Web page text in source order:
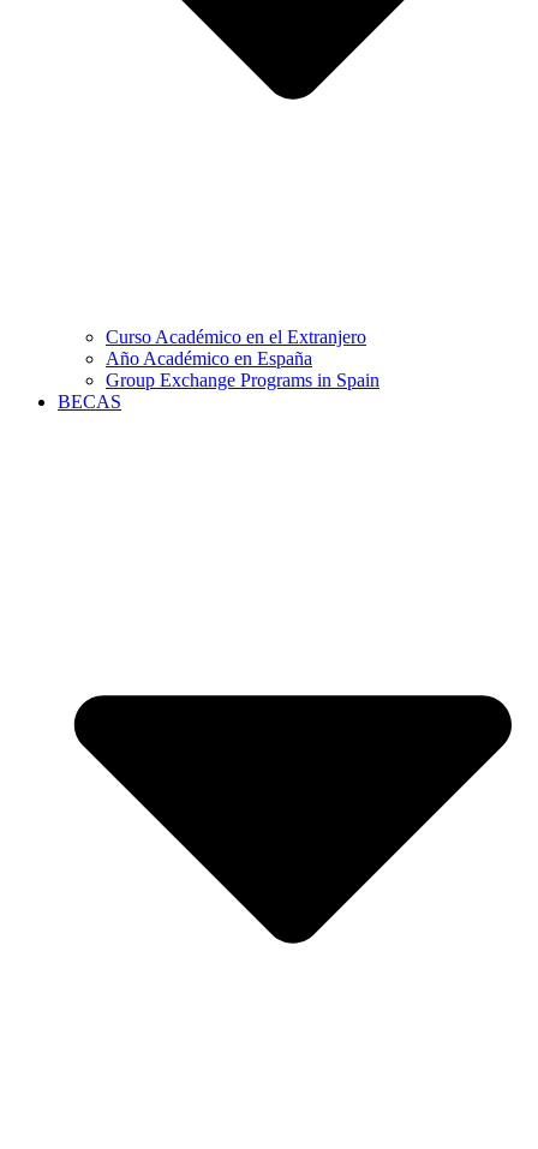
Curso Académico en el Extranjero
Año Académico en España
Group Exchange Programs in Spain
BECAS